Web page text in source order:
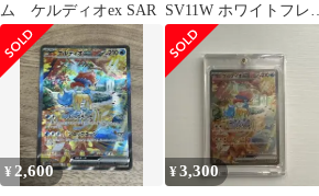
ム ケルディオex SAR
SV11W ホワイトフレア
169/086
¥ 2,600 ¥3,300